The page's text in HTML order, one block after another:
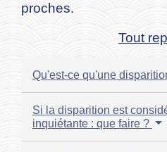
proches.
Tout
Qu'est-ce qu'une
Si la disparition est
inquiétante : que faire ?